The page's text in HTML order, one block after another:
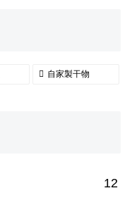
自家製干物
12